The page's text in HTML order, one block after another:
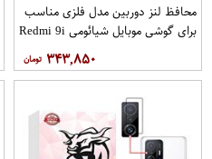
محافظ لنز دوربین مدل فلزی مناسب
برای گوشی موبایل شیائومی Redmi 9i
۳۴۳,۸۵۰